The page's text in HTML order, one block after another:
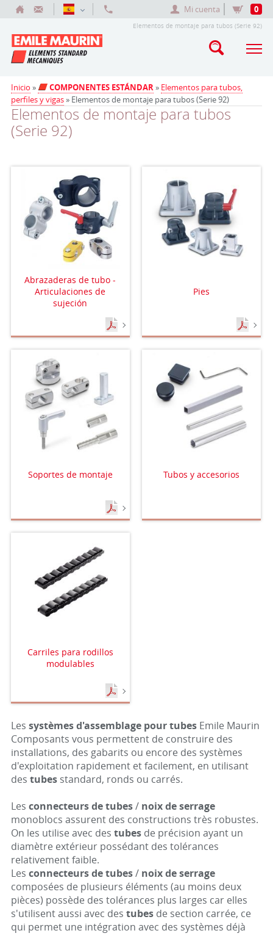
Mi cuenta 0
Elementos de montaje para tubos (Serie 92)
Inicio » COMPONENTES ESTÁNDAR» Elementos para tubos,
perfiles y vigas» Elementos de montaje para tubos (Serie 92)
Elementos de montaje para tubos
(Serie 92)
Abrazaderas de tubo -
Articulaciones de
sujeción
Pies
Soportes de montaje Tubos y accesorios
Carriles para rodillos
modulables
Les systèmes d'assemblage pour tubes Emile Maurin
Composants vous permettent de construire des
installations, des gabarits ou encore des systèmes
d'exploitation rapidement et facilement, en utilisant
des tubes standard, ronds ou carrés.
Les connecteurs de tubes/ noix de serrage
monoblocs assurent des constructions très robustes.
On les utilise avec des tubes de précision ayant un
diamètre extérieur possédant des tolérances
relativement faible.
Les connecteurs de tubes/ noix de serrage
composées de plusieurs éléments (au moins deux
pièces) possède des tolérances plus larges car elles
s'utilisent aussi avec des tubes de section carrée, ce
qui permet une intégration avec des systèmes déjà